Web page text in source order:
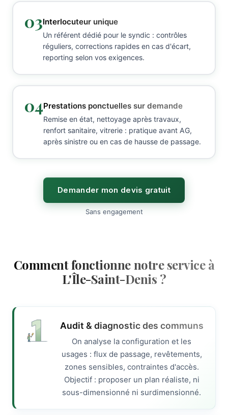
03Interlocuteur unique
Un référent dédié pour le syndic : contrôles
réguliers, corrections rapides en cas d'écart,
reporting selon vos exigences.
04Prestations ponctuelles sur demande
Remise en état, nettoyage après travaux,
renfort sanitaire, vitrerie : pratique avant AG,
après sinistre ou en cas de hausse de passage.
Demander mon devis gratuit
Sans engagement
Comment fonctionne notre service à
L'Île-Saint-Denis ?
Audit & diagnostic des communs
On analyse la configuration et les
usages : flux de passage, revêtements,
zones sensibles, contraintes d'accès.
Objectif : proposer un plan réaliste, ni
sous-dimensionné ni surdimensionné.